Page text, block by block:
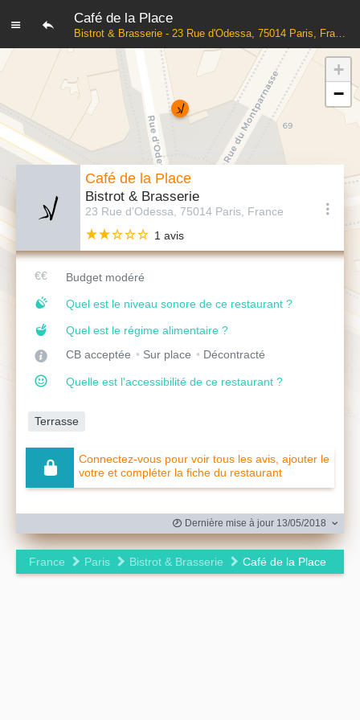
Café de la Place
Bistrot & Brasserie - 23 Rue d'Odessa, 75014 Paris, France
Café de la Place
Bistrot & Brasserie
23 Rue d'Odessa, 75014 Paris, France
1 avis
Budget modéré
Quel est le niveau sonore de ce restaurant ?
Quel est le régime alimentaire ?
CB acceptée
Sur place Décontracté
Quelle est l'accessibilité de ce restaurant ?
Terrasse
Connectez-vous pour voir tous les avis, ajouter le
votre et compléter la fiche du restaurant
Dernière mise à jour 13/05/2018
France Paris Bistrot & Brasserie Café de la Place
+
−